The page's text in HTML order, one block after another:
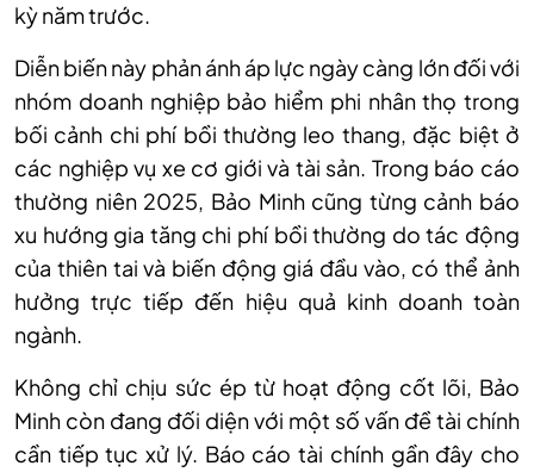
kỳ năm trước.
Diễn biến này phản ánh áp lực ngày càng lớn đối với
nhóm doanh nghiệp bảo hiểm phi nhân thọ trong
bối cảnh chi phí bồi thường leo thang, đặc biệt ở
các nghiệp vụ xe cơ giới và tài sản. Trong báo cáo
thường niên 2025, Bảo Minh cũng từng cảnh báo
xu hướng gia tăng chi phí bồi thường do tác động
của thiên tai và biến động giá đầu vào, có thể ảnh
hưởng trực tiếp đến hiệu quả kinh doanh toàn
ngành.
Không chỉ chịu sức ép từ hoạt động cốt lõi, Bảo
Minh còn đang đối diện với một số vấn đề tài chính
cần tiếp tục xử lý. Báo cáo tài chính gần đây cho